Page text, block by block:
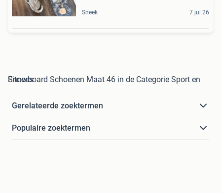
Sneek 7 jul 26
Snowboard Schoenen Maat 46 in de Categorie Sport en Fitness
Gerelateerde zoektermen
Populaire zoektermen